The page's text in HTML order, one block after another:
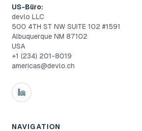
US-Büro:
devlo LLC
500 4TH ST NW SUITE 102 #1591
Albuquerque NM 87102
USA
+1 (234) 201-8019
americas@devlo.ch
NAVIGATION